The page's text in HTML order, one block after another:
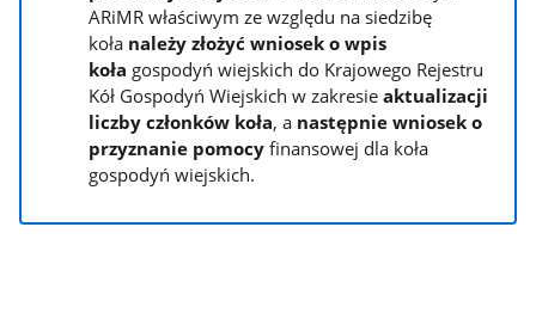
ARiMR właściwym ze względu na siedzibę
koła należy złożyć wniosek o wpis
koła gospodyń wiejskich do Krajowego Rejestru
Kół Gospodyń Wiejskich w zakresieaktualizacji
liczby członków koła, a następnie wniosek o
przyznanie pomocyfinansowej dla koła
gospodyń wiejskich.